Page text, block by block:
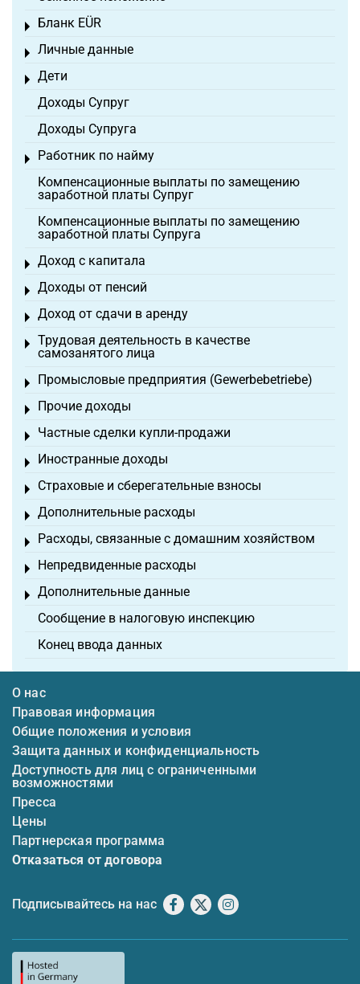
Бланк EÜR
Toggle menu
Личные данные
Toggle menu
Дети
Toggle menu
Доходы Супруг
Доходы Супруга
Работник по найму
Toggle menu
Компенсационные выплаты по замещению
заработной платы Супруг
Компенсационные выплаты по замещению
заработной платы Супруга
Доход с капитала
Toggle menu
Доходы от пенсий
Toggle menu
Доход от сдачи в аренду
Toggle menu
Трудовая деятельность в качестве
самозанятого лица
Toggle menu
Промысловые предприятия (Gewerbebetriebe)
Toggle menu
Прочие доходы
Toggle menu
Частные сделки купли-продажи
Toggle menu
Иностранные доходы
Toggle menu
Страховые и сберегательные взносы
Toggle menu
Дополнительные расходы
Toggle menu
Расходы, связанные с домашним хозяйством
Toggle menu
Непредвиденные расходы
Toggle menu
Дополнительные данные
Toggle menu
Сообщение в налоговую инспекцию
Конец ввода данных
О нас
Правовая информация
Общие положения и условия
Защита данных и конфиденциальность
Доступность для лиц с ограниченными
возможностями
Пресса
Цены
Партнерская программа
Отказаться от договора
Подписывайтесь на нас Facebook
X Instagram